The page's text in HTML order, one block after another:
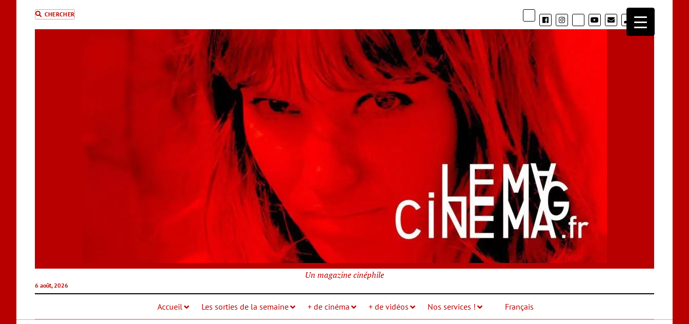
CHERCHER phone
6 août, 2026
Un magazine cinéphile
Accueil Les sorties de la semaine + de cinéma + de vidéos Nos services ! Français